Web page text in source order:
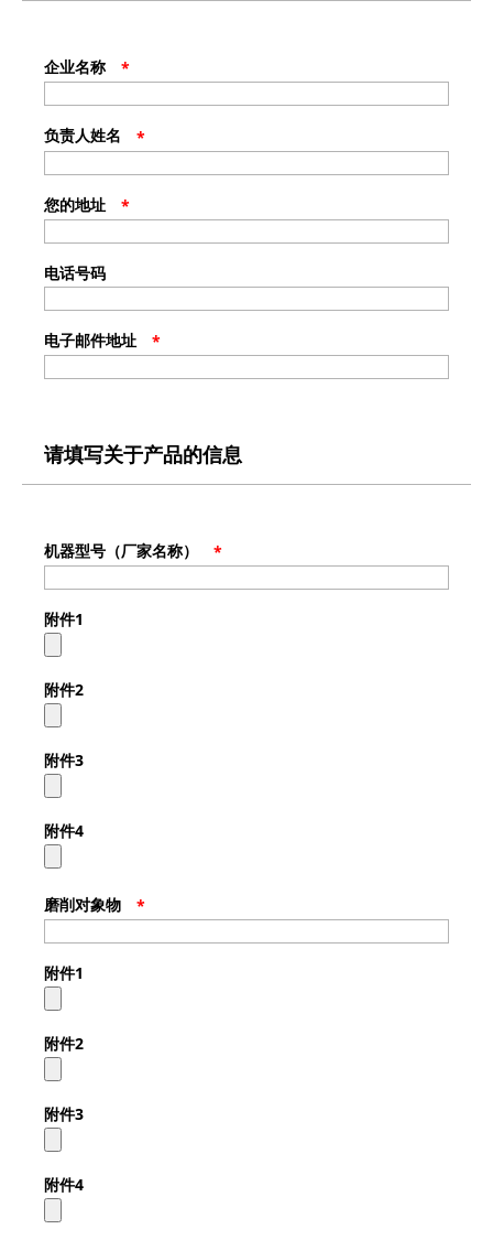
企业名称 *
负责人姓名 *
您的地址 *
电话号码
电子邮件地址 *
请填写关于产品的信息
机器型号（厂家名称） *
附件1
附件2
附件3
附件4
磨削对象物 *
附件1
附件2
附件3
附件4